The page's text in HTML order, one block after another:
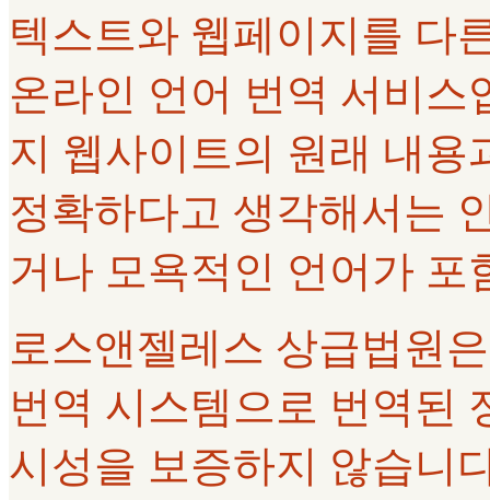
텍스트와 웹페이지를 다
온라인 언어 번역 서비스
지 웹사이트의 원래 내용
정확하다고 생각해서는
거나 모욕적인 언어가 포
로스앤젤레스 상급법원
번역 시스템으로 번역된
시성을 보증하지 않습니